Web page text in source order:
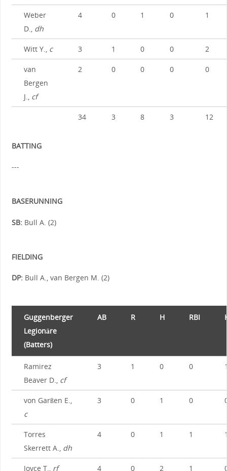
Weber
D., dh
4 0 1 0 1
Witt Y., c 3 1 0 0 2
van
Bergen
J., cf
2 0 0 0 0
34 3 8 3 12
BATTING
---
BASERUNNING
SB:Bull A. (2)
FIELDING
DP:Bull A., van Bergen M. (2)
Guggenberger
Legionäre
(Batters)
AB R H RBI
Ramirez
Beaver D., cf
3 1 0 0
von Garßen E.,
c
3 0 1 0
Torres
Skerrett A., dh
4 0 1 1
Joyce T., rf 4 0 2 1